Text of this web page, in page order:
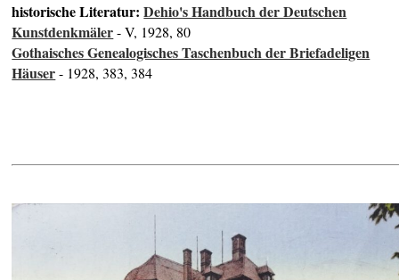
historische Literatur:Dehio's Handbuch der Deutschen
Kunstdenkmäler- V, 1928, 80
Gothaisches Genealogisches Taschenbuch der Briefadeligen
Häuser- 1928, 383, 384